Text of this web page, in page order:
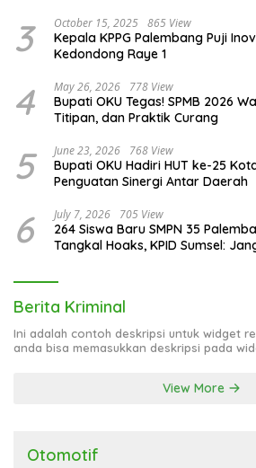
3 October 15, 2025 865 View
Kepala KPPG Palembang Puji
Kedondong Raye 1
4 May 26, 2026 778 View
Bupati OKU Tegas! SPMB 2026
Titipan, dan Praktik Curang
5 June 23, 2026 768 View
Bupati OKU Hadiri HUT ke-25
Penguatan Sinergi Antar Daerah
6 July 7, 2026 705 View
264 Siswa Baru SMPN 35
Tangkal Hoaks, KPID Sumsel:
Berita Kriminal
Ini adalah contoh deskripsi untuk widget
anda bisa memasukkan deskripsi pada
View More
Otomotif